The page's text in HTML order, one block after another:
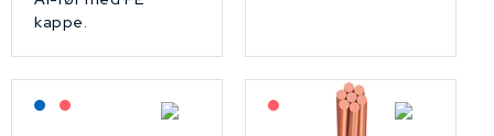
kappe.
Lagerført: NEK Kabel
På forespørsel På forespørsel